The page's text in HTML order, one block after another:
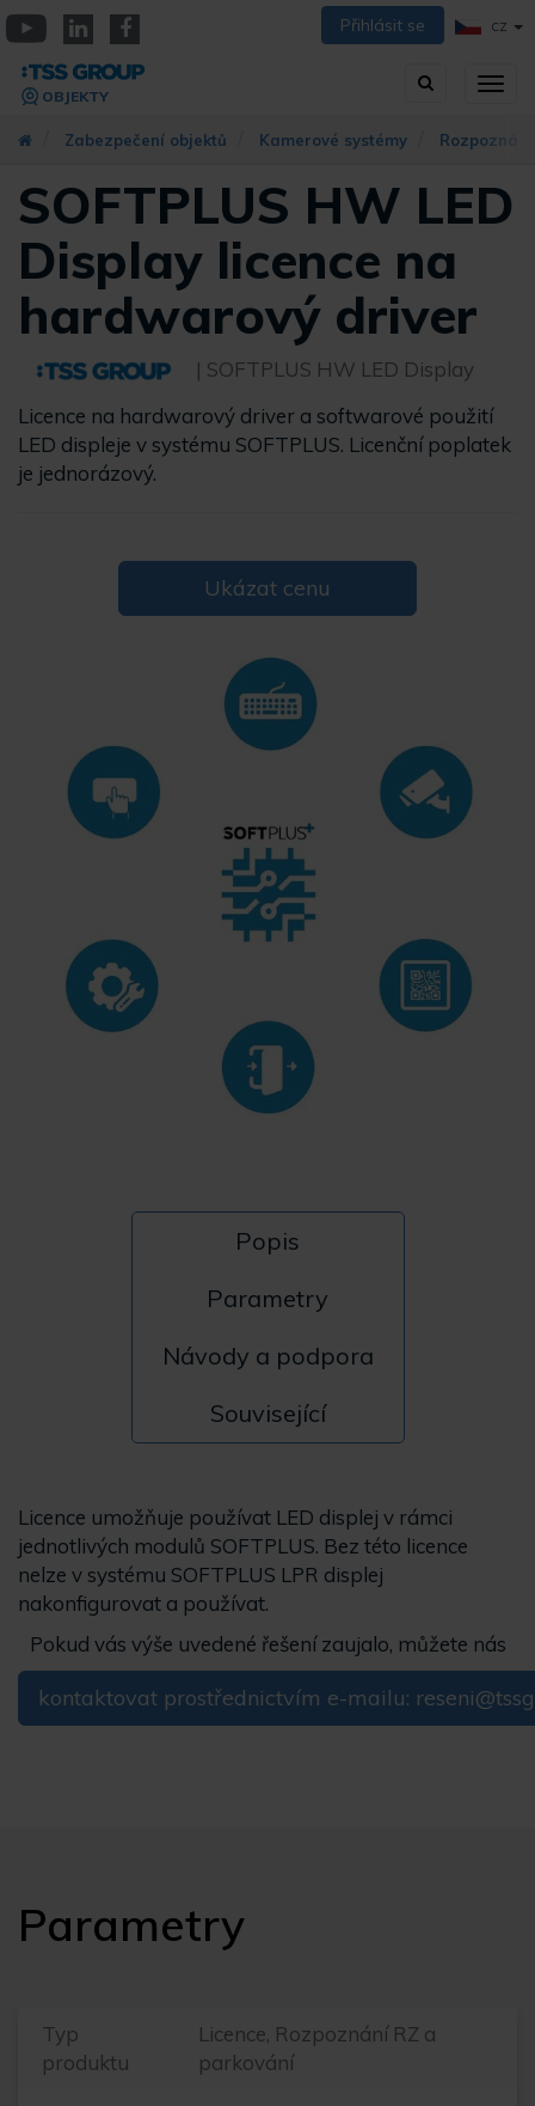
Přejít
k
hlavnímu
obsahu
Přihlásit se CZ
Vyhledávání
OBJEKTY
Zabezpečení objektů Kamerové systémy
SOFTPLUS HW LED
Display licence na
hardwarový driver
| SOFTPLUS HW LED Display
Licence na hardwarový driver a softwarové použití
LED displeje v systému SOFTPLUS. Licenční poplatek
je jednorázový.
Ukázat cenu
Popis
Parametry
Návody a podpora
Související
Licence umožňuje používat LED displej v rámci
jednotlivých modulů SOFTPLUS. Bez této licence
nelze v systému SOFTPLUS LPR displej
nakonfigurovat a používat.
Pokud vás výše uvedené řešení zaujalo, můžete nás
kontaktovat prostřednictvím e-mailu:
Parametry
Typ
produktu
Licence, Rozpoznání RZ a
parkování